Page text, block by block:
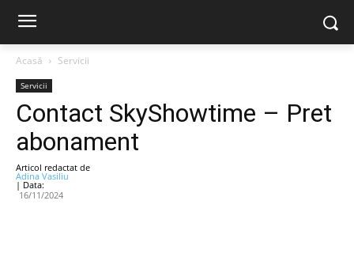
Acasă Servicii
Servicii
Contact SkyShowtime – Pret
abonament
Articol redactat de
Adina Vasiliu
| Data:
16/11/2024